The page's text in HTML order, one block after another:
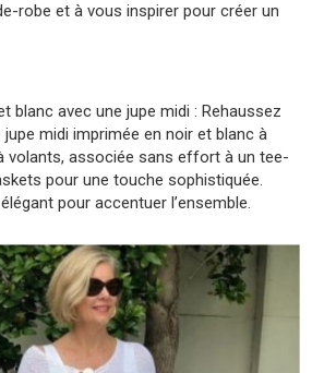
robe et à vous inspirer pour créer un
blanc avec une jupe midi : Rehaussez
midi imprimée en noir et blanc à
volants, associée sans effort à un tee-
pour une touche sophistiquée.
pour accentuer l’ensemble.